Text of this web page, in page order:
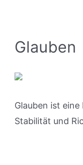
Glauben
Glauben ist
Stabilität und